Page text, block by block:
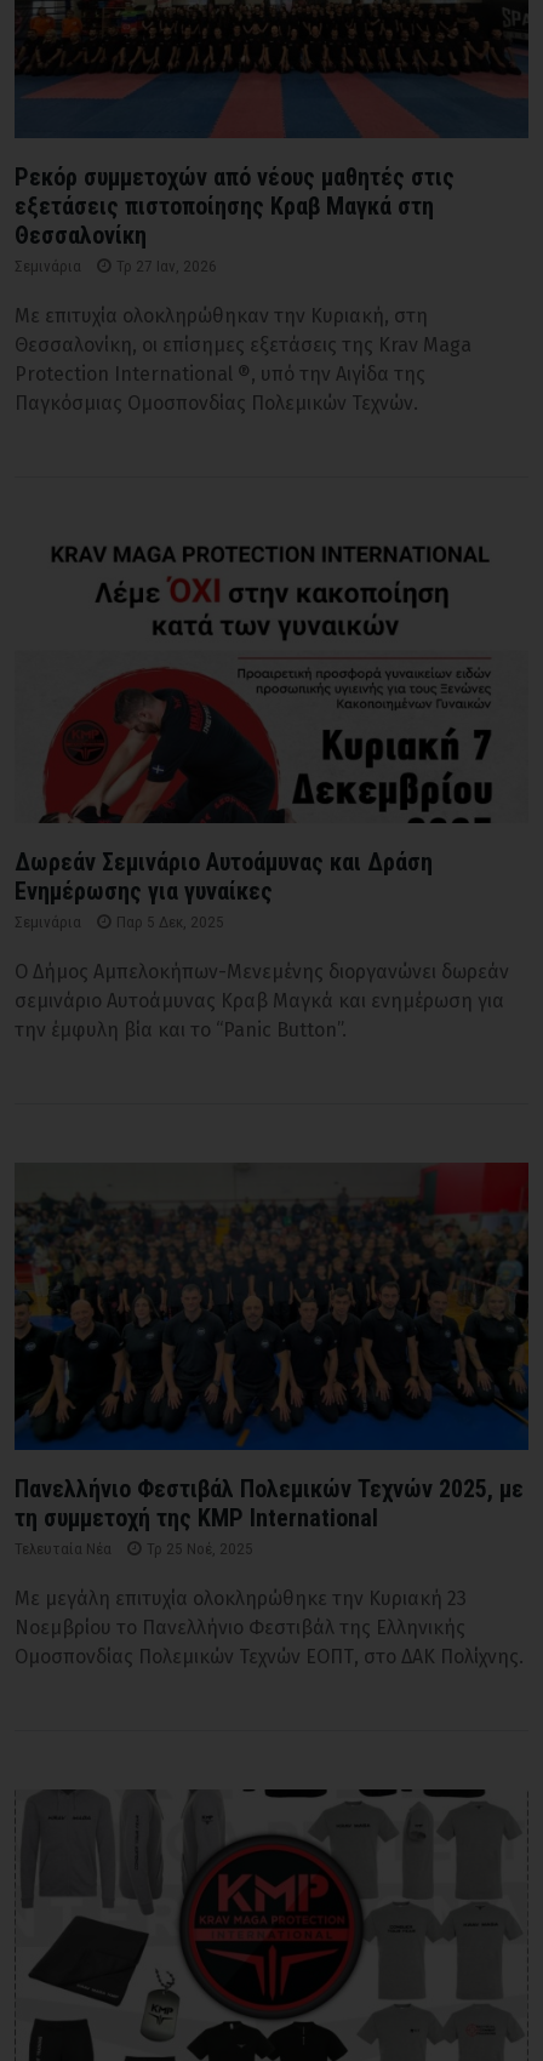
Ρεκόρ συμμετοχών από νέους μαθητές στις
εξετάσεις πιστοποίησης Κραβ Μαγκά στη
Θεσσαλονίκη
Σεμινάρια Τρ 27 Ιαν, 2026
Με επιτυχία ολοκληρώθηκαν την Κυριακή, στη
Θεσσαλονίκη, οι επίσημες εξετάσεις της Krav Maga
Protection International ®, υπό την Αιγίδα της
Παγκόσμιας Ομοσπονδίας Πολεμικών Τεχνών.
Δωρεάν Σεμινάριο Αυτοάμυνας και Δράση
Ενημέρωσης για γυναίκες
Σεμινάρια Παρ 5 Δεκ, 2025
Ο Δήμος Αμπελοκήπων-Μενεμένης διοργανώνει δωρεάν
σεμινάριο Αυτοάμυνας Κραβ Μαγκά και ενημέρωση για
την έμφυλη βία και το “Panic Button”.
Πανελλήνιο Φεστιβάλ Πολεμικών Τεχνών 2025, με
τη συμμετοχή της KMP International
Τελευταία Νέα Τρ 25 Νοέ, 2025
Με μεγάλη επιτυχία ολοκληρώθηκε την Κυριακή 23
Νοεμβρίου το Πανελλήνιο Φεστιβάλ της Ελληνικής
Ομοσπονδίας Πολεμικών Τεχνών ΕΟΠΤ, στο ΔΑΚ Πολίχνης.